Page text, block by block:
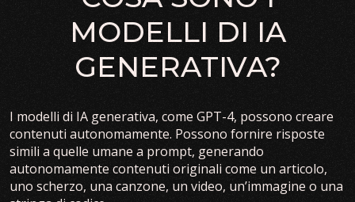
MODELLI DI IA
GENERATIVA?
I modelli di IA generativa, come GPT-4, possono creare
contenuti autonomamente. Possono fornire risposte
simili a quelle umane a prompt, generando
autonomamente contenuti originali come un articolo,
uno scherzo, una canzone, un video, un’immagine o una